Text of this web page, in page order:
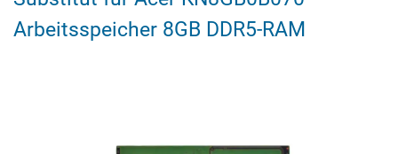
Arbeitsspeicher 8GB DDR5-RAM